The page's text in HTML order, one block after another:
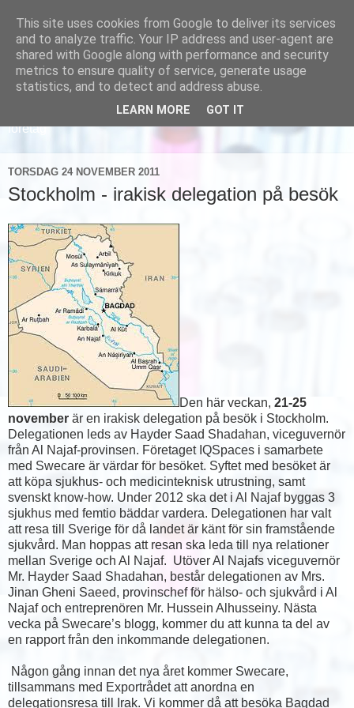
Läs om hur vi marknadsför svensk sjukvård och svenska
företag
TORSDAG 24 NOVEMBER 2011
Stockholm - irakisk delegation på besök
Den här veckan, 21-25
november är en irakisk delegation på besök i Stockholm.
Delegationen leds av Hayder Saad Shadahan, viceguvernör
från Al Najaf-provinsen. Företaget IQSpaces i samarbete
med Swecare är värdar för besöket. Syftet med besöket är
att köpa sjukhus- och medicinteknisk utrustning, samt
svenskt know-how. Under 2012 ska det i Al Najaf byggas 3
sjukhus med femtio bäddar vardera. Delegationen har valt
att resa till Sverige för då landet är känt för sin framstående
sjukvård. Man hoppas att resan ska leda till nya relationer
mellan Sverige och Al Najaf. Utöver Al Najafs viceguvernör
Mr. Hayder Saad Shadahan, består delegationen av Mrs.
Jinan Gheni Saeed, provinschef för hälso- och sjukvård i Al
Najaf och entreprenören Mr. Hussein Alhusseiny. Nästa
vecka på Swecare’s blogg, kommer du att kunna ta del av
en rapport från den inkommande delegationen.
Någon gång innan det nya året kommer Swecare,
tillsammans med Exportrådet att anordna en
delegationsresa till Irak. Vi kommer då att besöka Bagdad
This site uses cookies from Google to deliver its services
and to analyze traffic. Your IP address and user-agent are
shared with Google along with performance and security
metrics to ensure quality of service, generate usage
statistics, and to detect and address abuse.
LEARN MORE GOT IT